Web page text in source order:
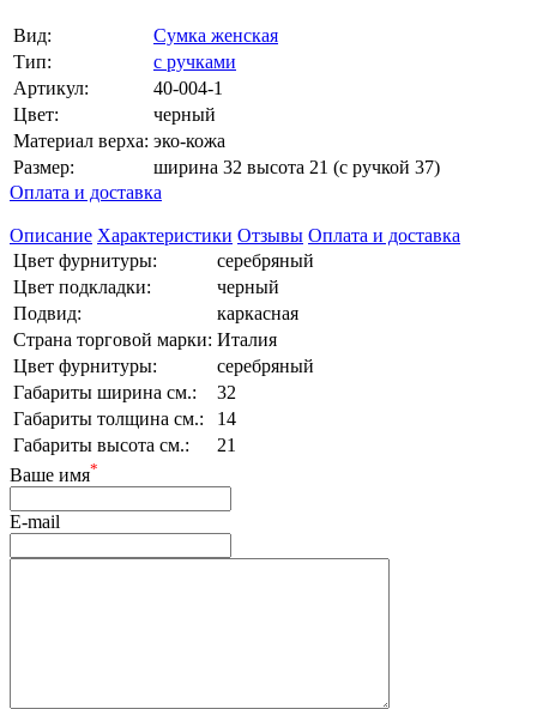
Вид:
Сумка женская
Тип:
с ручками
Артикул:
40-004-1
Цвет:
черный
Материал верха: эко-кожа
Размер:
ширина 32 высота 21 (с ручкой 37)
Оплата и доставка
Описание Характеристики Отзывы Оплата и доставка
Цвет фурнитуры:
серебряный
Цвет подкладки:
черный
Подвид:
каркасная
Страна торговой марки: Италия
Цвет фурнитуры:
серебряный
Габариты ширина см.:
32
Габариты толщина см.:
14
Габариты высота см.:
21
Ваше имя*
E-mail